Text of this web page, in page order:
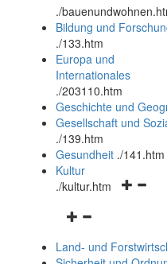
./
Bildung und
./133.htm
Europa und
Internationales
./203110.htm
Geschichte und
Gesellschaft und
./139.htm
Gesundheit ./141.htm
Kultur
./kultur.htm
Navigationsmenü
und
Land- und